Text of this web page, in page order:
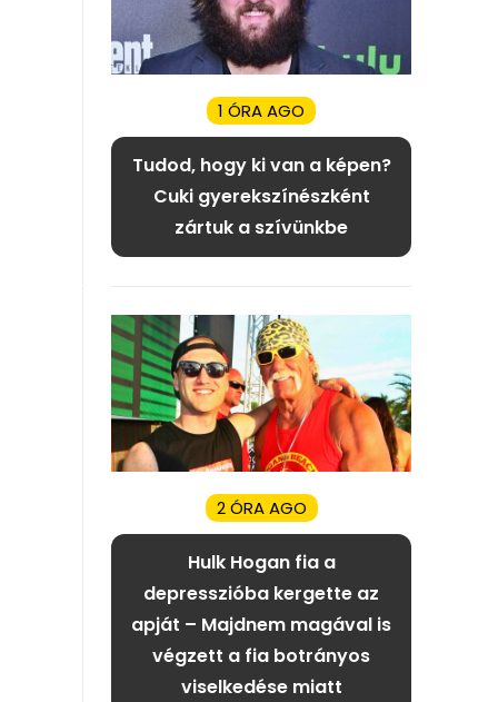
1 ÓRA AGO
Tudod, hogy ki van a képen?
Cuki gyerekszínészként
zártuk a szívünkbe
2 ÓRA AGO
Hulk Hogan fia a
depresszióba kergette az
apját – Majdnem magával is
végzett a fia botrányos
viselkedése miatt